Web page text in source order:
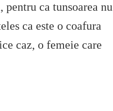
ca tunsoarea nu
ca este o coafura
caz, o femeie care